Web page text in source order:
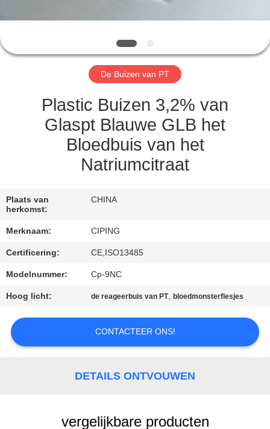
ONS
VERZOEK
CITAAT
PRIVACY
POLICY
De Buizen van PT
Plastic Buizen 3,2% van
Glaspt Blauwe GLB het
Bloedbuis van het
Natriumcitraat
Plaats van
herkomst:
CHINA
Merknaam: CIPING
Certificering: CE,ISO13485
Modelnummer: Cp-9NC
Hoog licht: de reageerbuis van PT,bloedmonsterflesjes
CONTACTEER ONS!
DETAILS ONTVOUWEN
vergelijkbare producten